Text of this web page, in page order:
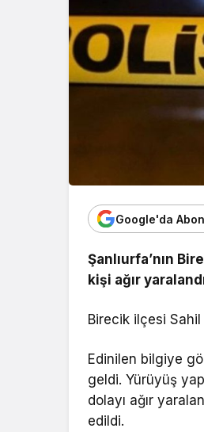
Google'da
Şanlıurfa’nın
kişi ağır
Birecik ilçesi Sahil
Edinilen bilgiye
geldi. Yürüyüş
dolayı ağır
edildi.